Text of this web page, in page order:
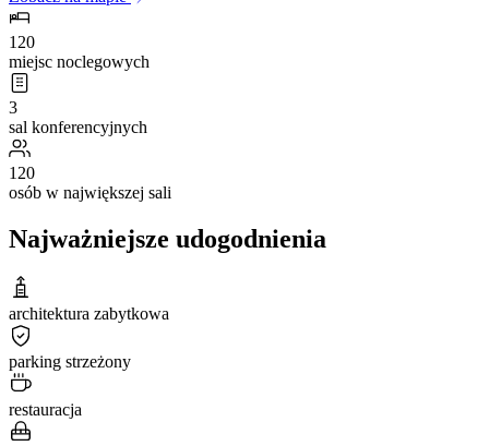
120
miejsc noclegowych
3
sal konferencyjnych
120
osób w największej sali
Najważniejsze udogodnienia
architektura zabytkowa
parking strzeżony
restauracja